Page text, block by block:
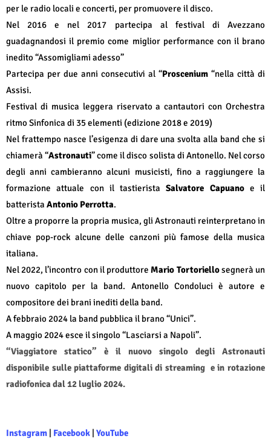
per le radio locali e concerti, per promuovere il disco.
Nel 2016 e nel 2017 partecipa al festival di Avezzano
guadagnandosi il premio come miglior performance con il brano
inedito “Assomigliami adesso”
Partecipa per due anni consecutivi al “Proscenium “nella città di
Assisi.
Festival di musica leggera riservato a cantautori con Orchestra
ritmo Sinfonica di 35 elementi (edizione 2018 e 2019)
Nel frattempo nasce l’esigenza di dare una svolta alla band che si
chiamerà “Astronauti” come il disco solista di Antonello. Nel corso
degli anni cambieranno alcuni musicisti, fino a raggiungere la
formazione attuale con il tastieristaSalvatore Capuanoe il
batterista Antonio Perrotta.
Oltre a proporre la propria musica, gli Astronauti reinterpretano in
chiave pop-rock alcune delle canzoni più famose della musica
italiana.
Nel 2022, l’incontro con il produttoreMario Tortoriellosegnerà un
nuovo capitolo per la band. Antonello Condoluci è autore e
compositore dei brani inediti della band.
A febbraio 2024 la band pubblica il brano “Unici”.
A maggio 2024 esce il singolo “Lasciarsi a Napoli”.
“Viaggiatore statico” è il nuovo singolo degli Astronauti
disponibile sulle piattaforme digitali di streaming e in rotazione
radiofonica dal 12 luglio 2024.
Instagram | Facebook | YouTube